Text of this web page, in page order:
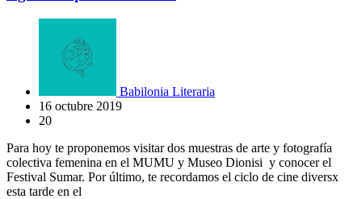
Babilonia Literaria
16 octubre 2019
20
Para hoy te proponemos visitar dos muestras de arte y fotografía
colectiva femenina en el MUMU y Museo Dionisi y conocer el
Festival Sumar. Por último, te recordamos el ciclo de cine diversx
esta tarde en el